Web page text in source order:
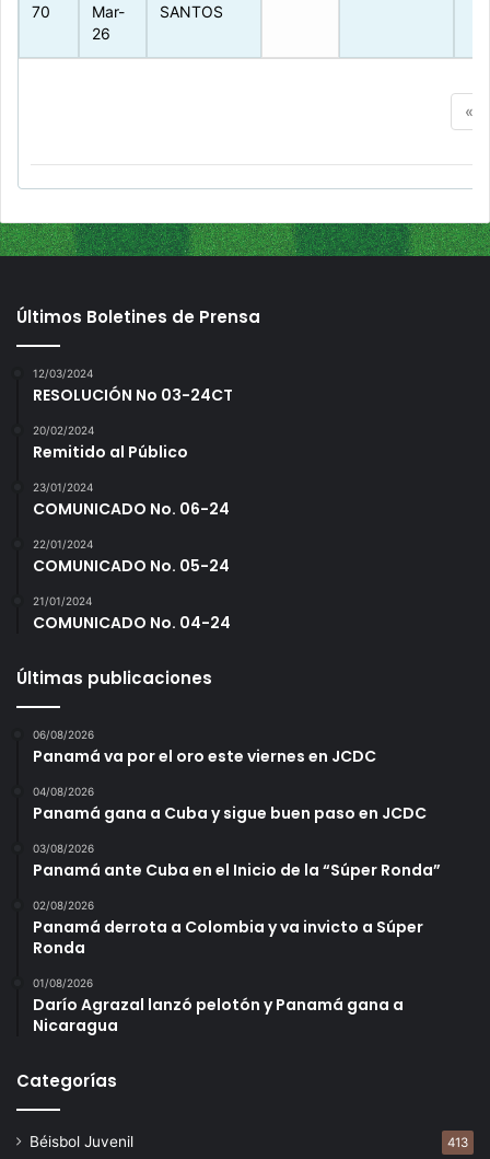
70
Mar-
26
SANTOS
«
Últimos Boletines de Prensa
12/03/2024
RESOLUCIÓN No 03-24CT
20/02/2024
Remitido al Público
23/01/2024
COMUNICADO No. 06-24
22/01/2024
COMUNICADO No. 05-24
21/01/2024
COMUNICADO No. 04-24
Últimas publicaciones
06/08/2026
Panamá va por el oro este viernes en JCDC
04/08/2026
Panamá gana a Cuba y sigue buen paso en JCDC
03/08/2026
Panamá ante Cuba en el Inicio de la “Súper Ronda”
02/08/2026
Panamá derrota a Colombia y va invicto a Súper
Ronda
01/08/2026
Darío Agrazal lanzó pelotón y Panamá gana a
Nicaragua
Categorías
Béisbol Juvenil 413